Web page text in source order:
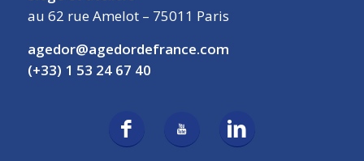
au 62 rue Amelot – 75011 Paris
agedor@agedordefrance.com
(+33) 1 53 24 67 40